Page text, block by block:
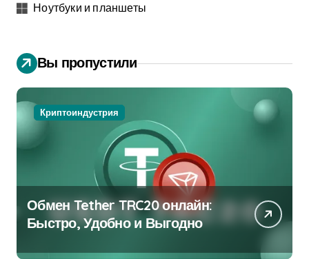
Ноутбуки и планшеты
Вы пропустили
Криптоиндустрия
Обмен Tether TRC20 онлайн:
Быстро, Удобно и Выгодно